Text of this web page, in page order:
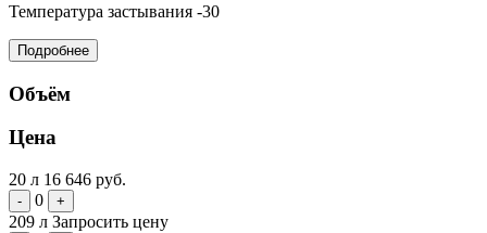
Температура застывания -30
Подробнее
Объём
Цена
20 л 16 646 руб.
- 0 +
209 л Запросить цену